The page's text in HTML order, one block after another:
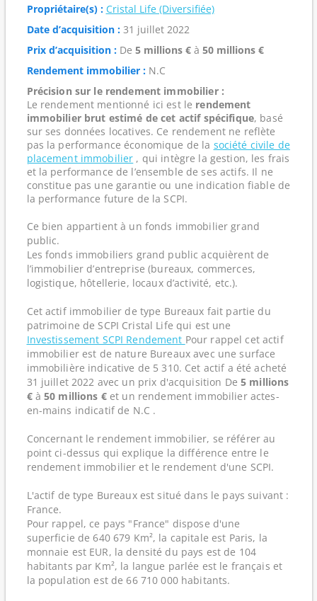
Propriétaire(s) : Cristal Life (Diversifiée)
Date d’acquisition :31 juillet 2022
Prix d’acquisition :De 5 millions €à 50 millions €
Rendement immobilier :N.C
Précision sur le rendement immobilier :
Le rendement mentionné ici est le rendement
immobilier brut estimé de cet actif spécifique, basé
sur ses données locatives. Ce rendement ne reflète
pas la performance économique de la société civile de
placement immobilier , qui intègre la gestion, les frais
et la performance de l’ensemble de ses actifs. Il ne
constitue pas une garantie ou une indication fiable de
la performance future de la SCPI.
Ce bien appartient à un fonds immobilier grand
public.
Les fonds immobiliers grand public acquièrent de
l’immobilier d’entreprise (bureaux, commerces,
logistique, hôtellerie, locaux d’activité, etc.).
Cet actif immobilier de type Bureaux fait partie du
patrimoine de SCPI Cristal Life qui est une
Investissement SCPI Rendement Pour rappel cet actif
immobilier est de nature Bureaux avec une surface
immobilière indicative de 5 310. Cet actif a été acheté
31 juillet 2022 avec un prix d'acquisition De 5 millions
€à50 millions €et un rendement immobilier actes-
en-mains indicatif de N.C .
Concernant le rendement immobilier, se référer au
point ci-dessus qui explique la différence entre le
rendement immobilier et le rendement d'une SCPI.
L'actif de type Bureaux est situé dans le pays suivant :
France.
Pour rappel, ce pays "France" dispose d'une
superficie de 640 679 Km², la capitale est Paris, la
monnaie est EUR, la densité du pays est de 104
habitants par Km², la langue parlée est le français et
la population est de 66 710 000 habitants.